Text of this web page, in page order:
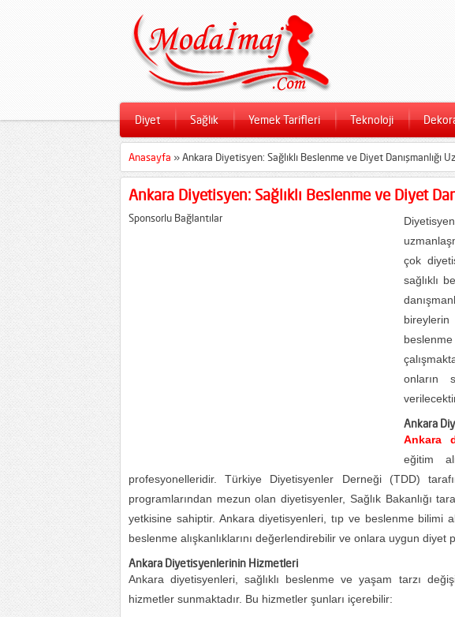
Diyet Sağlık Yemek Tarifleri Teknoloji
Anasayfa »Ankara Diyetisyen: Sağlıklı Beslenme ve Diyet Danışmanlığı
Ankara Diyetisyen: Sağlıklı Beslenme ve Diyet
Sponsorlu Bağlantılar
çok
sağlıklı
onların
Ankara
Ankara
eğitim
profesyonelleridir. Türkiye Diyetisyenler Derneği (TDD)
programlarından mezun olan diyetisyenler, Sağlık Bakanlığı
yetkisine sahiptir. Ankara diyetisyenleri, tıp ve beslenme bilimi
beslenme alışkanlıklarını değerlendirebilir ve onlara uygun diyet
Ankara Diyetisyenlerinin Hizmetleri
Ankara diyetisyenleri, sağlıklı beslenme ve yaşam tarzı
hizmetler sunmaktadır. Bu hizmetler şunları içerebilir: